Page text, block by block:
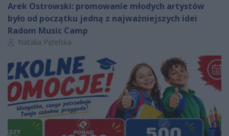
Arek Ostrowski: promowanie młodych artystów
było od początku jedną z najważniejszych idei
Radom Music Camp
Autor artykułu:
Natalia Pętelska